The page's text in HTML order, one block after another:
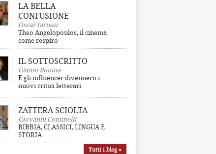
LA BELLA
CONFUSIONE
Oscar Iarussi
Theo Angelopoulos, il cinema
come respiro
IL SOTTOSCRITTO
Gianni Bonina
E gli influencer divennero i
nuovi critici letterari
ZATTERA SCIOLTA
Giovanni Cominelli
BIBBIA, CLASSICI, LINGUA E
STORIA
Tutti i blog »